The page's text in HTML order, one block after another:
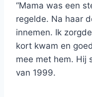
“Mama was een
regelde. Na haar
innemen. Ik
kort kwam en
mee met hem. Hij
van 1999.